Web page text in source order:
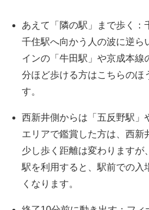
あえて「隣の駅」まで歩く
千住駅へ向かう人の波に逆ら
インの「牛田駅」や京成本線
分ほど歩ける方はこちらのほ
す。
西新井側からは「五反野駅」
エリアで鑑賞した方は、西新
少し歩く距離は変わりますが
駅を利用すると、駅前での入
くなります。